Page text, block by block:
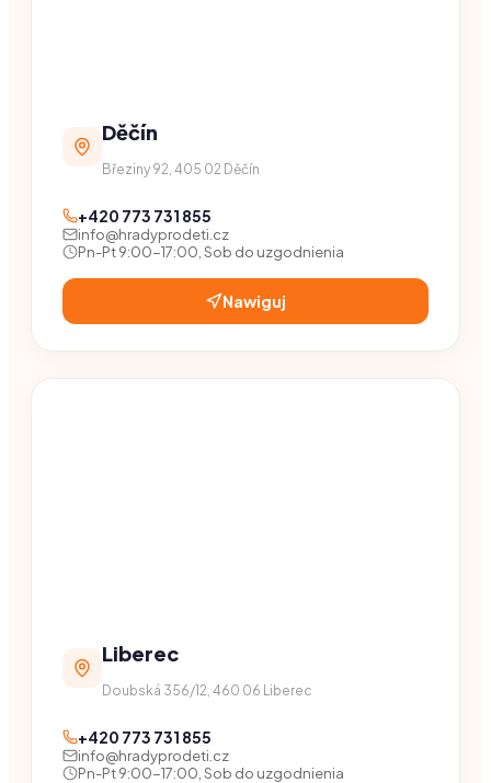
Děčín
Březiny 92, 405 02 Děčín
+420 773 731 855
info@hradyprodeti.cz
Pn-Pt 9:00-17:00, Sob do uzgodnienia
Nawiguj
Liberec
Doubská 356/12, 460 06 Liberec
+420 773 731 855
info@hradyprodeti.cz
Pn-Pt 9:00-17:00, Sob do uzgodnienia